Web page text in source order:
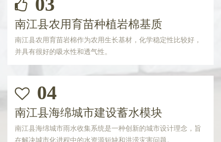
南江县农用育苗种植岩棉基质
南江县农用育苗岩棉作为农用生长基材，化学稳定性比较好，
并具有很好的吸水性和透气性。
04
南江县海绵城市建设蓄水模块
南江县海绵城市雨水收集系统是一种创新的城市设计理念，旨
在解决城市化进程中的水资源短缺和洪涝灾害问题。